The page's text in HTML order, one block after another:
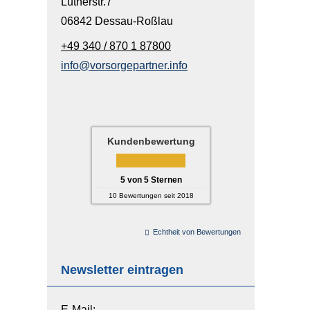
06842 Dessau-Roßlau
+49 340 / 870 1 87800
info@vorsorgepartner.info
Kundenbewertung
5von 5Sternen
10Bewertungen seit 2018
Echtheit von Bewertungen
Newsletter eintragen